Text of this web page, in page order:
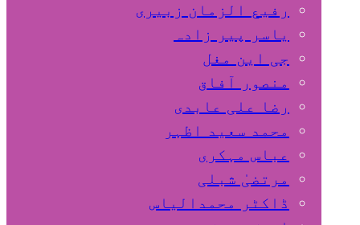
رفیع الزمان زبیری
یاسر پیر زادہ
جی این مغل
منصور آفاق
رضا علی عابدی
محمد سعید اظہر
عباس مہکری
مرتضیٰ شبلی
ڈاکٹر محمدالیاس